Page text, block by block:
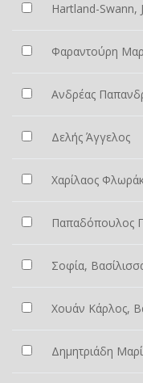
Hartland-Swann,
Φαραντούρη
Ανδρέας
Δελής Άγγελος
Χαρίλαος
Παπαδόπουλος
Σοφία,
Χουάν Κάρλος,
Δημητριάδη